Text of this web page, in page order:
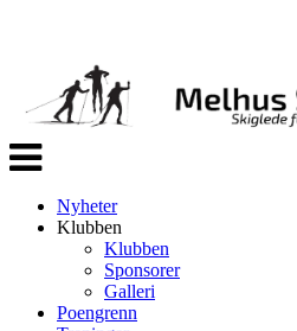
Veksle
navigasjon
Nyheter
Klubben
Klubben
Sponsorer
Galleri
Poengrenn